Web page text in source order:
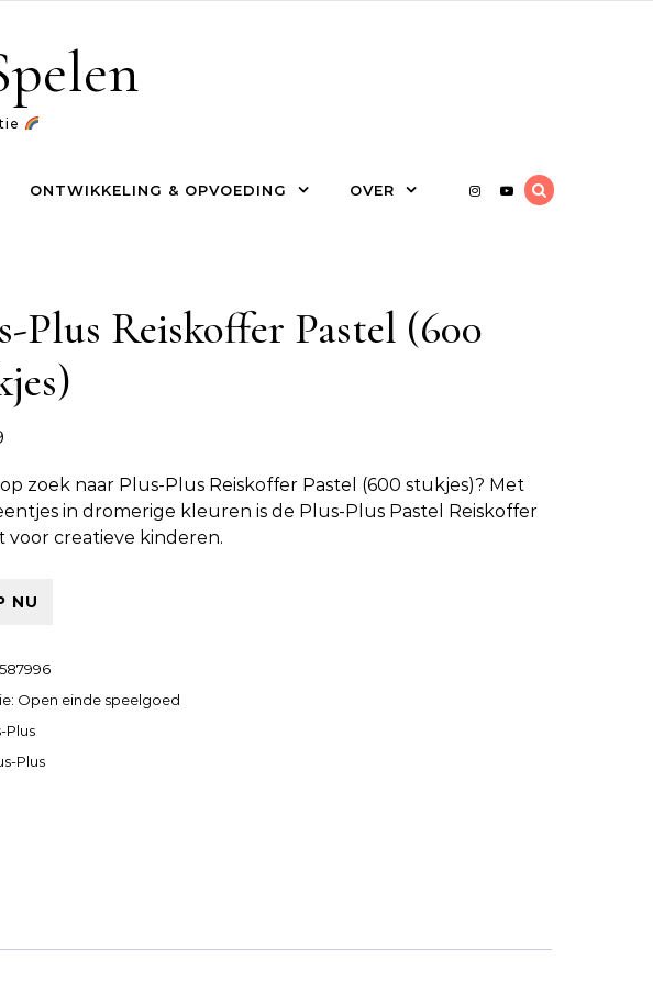
ONTWIKKELING & OPVOEDING OVER
Plus Reiskoffer Pastel (600
zoek naar Plus-Plus Reiskoffer Pastel (600 stukjes)? Met
in dromerige kleuren is de Plus-Plus Pastel Reiskoffer
voor creatieve kinderen.
NU
Open einde speelgoed
Plus
Plus